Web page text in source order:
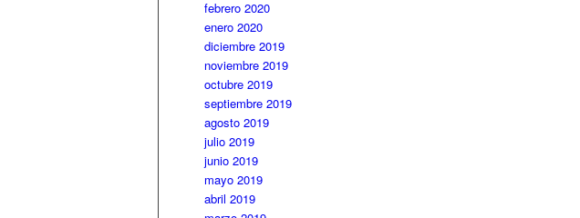
febrero 2020
enero 2020
diciembre 2019
noviembre 2019
octubre 2019
septiembre 2019
agosto 2019
julio 2019
junio 2019
mayo 2019
abril 2019